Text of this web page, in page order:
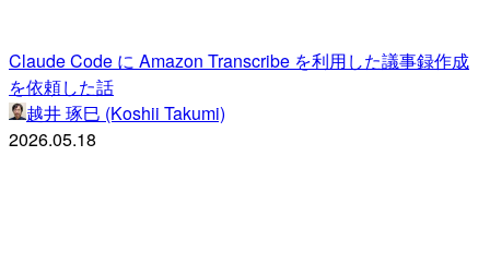
Claude Code に Amazon Transcribe を利用した議事録作成
を依頼した話
越井 琢巳 (Koshii Takumi)
2026.05.18